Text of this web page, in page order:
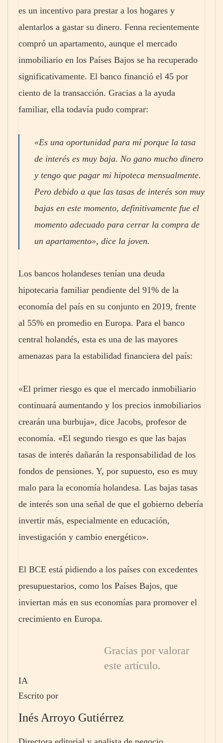
es un incentivo para prestar a los hogares y
alentarlos a gastar su dinero. Fenna recientemente
compró un apartamento, aunque el mercado
inmobiliario en los Países Bajos se ha recuperado
significativamente. El banco financió el 45 por
ciento de la transacción. Gracias a la ayuda
familiar, ella todavía pudo comprar:
«Es una oportunidad para mí porque la tasa
de interés es muy baja. No gano mucho dinero
y tengo que pagar mi hipoteca mensualmente.
Pero debido a que las tasas de interés son muy
bajas en este momento, definitivamente fue el
momento adecuado para cerrar la compra de
un apartamento», dice la joven.
Los bancos holandeses tenían una deuda
hipotecaria familiar pendiente del 91% de la
economía del país en su conjunto en 2019, frente
al 55% en promedio en Europa. Para el banco
central holandés, esta es una de las mayores
amenazas para la estabilidad financiera del país:
«El primer riesgo es que el mercado inmobiliario
continuará aumentando y los precios inmobiliarios
crearán una burbuja», dice Jacobs, profesor de
economía. «El segundo riesgo es que las bajas
tasas de interés dañarán la responsabilidad de los
fondos de pensiones. Y, por supuesto, eso es muy
malo para la economía holandesa. Las bajas tasas
de interés son una señal de que el gobierno debería
invertir más, especialmente en educación,
investigación y cambio energético».
El BCE está pidiendo a los países con excedentes
presupuestarios, como los Países Bajos, que
inviertan más en sus economías para promover el
crecimiento en Europa.
Gracias por valorar
este artículo.
IA
Escrito por
Inés Arroyo Gutiérrez